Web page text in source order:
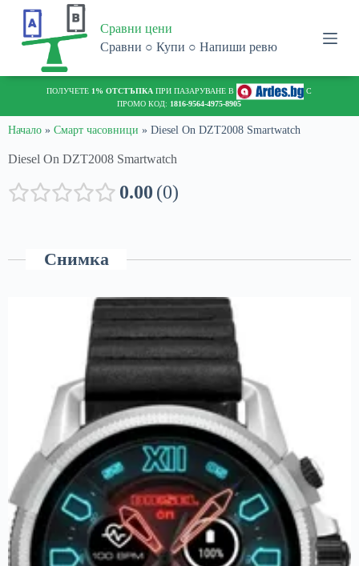
o
n
e
t
Сравни цени
Сравни ○ Купи ○ Напиши ревю
ПОЛУЧЕТЕ 1% ОТСТЪПКА ПРИ ПАЗАРУВАНЕ В
С
ПРОМО КОД: 1816-9564-4975-8905
Начало » Смарт часовници » Diesel On DZT2008 Smartwatch
Diesel On DZT2008 Smartwatch
0.00 0
Снимка